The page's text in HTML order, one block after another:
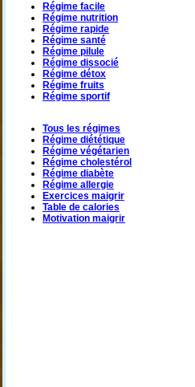
Régime facile
Régime nutrition
Régime rapide
Régime santé
Régime pilule
Régime dissocié
Régime détox
Régime fruits
Régime sportif
Tous les régimes
Régime diététique
Régime végétarien
Régime cholestérol
Régime diabète
Régime allergie
Exercices maigrir
Table de calories
Motivation maigrir